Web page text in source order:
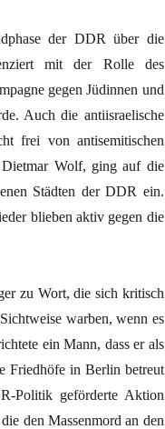
der DDR über die
mit der Rolle des
gegen Jüdinnen und
Auch die antiisraelische
frei von antisemitischen
Dietmar Wolf, ging auf die
Städten der DDR ein.
blieben aktiv gegen die
zu Wort, die sich kritisch
warben, wenn es
ein Mann, dass er als
Friedhöfe in Berlin betreut
Politik geförderte Aktion
den Massenmord an den